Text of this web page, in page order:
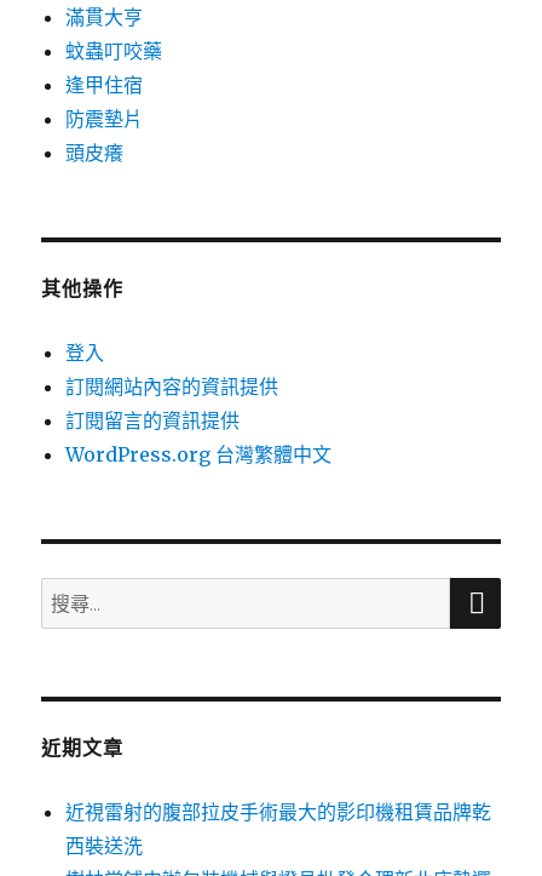
滿貫大亨
蚊蟲叮咬藥
逢甲住宿
防震墊片
頭皮癢
其他操作
登入
訂閱網站內容的資訊提供
訂閱留言的資訊提供
WordPress.org 台灣繁體中文
搜
尋
鍵
搜
近期文章
近視雷射的腹部拉皮手術最大的影印機租賃品牌乾
西裝送洗